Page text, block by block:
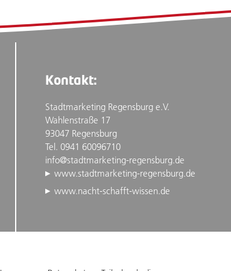
Kontakt:
Stadtmarketing Regensburg e.V.
Wahlenstraße 17
93047 Regensburg
Tel. 0941 60096710
info@stadtmarketing-regensburg.de
www.stadtmarketing-regensburg.de
www.nacht-schafft-wissen.de